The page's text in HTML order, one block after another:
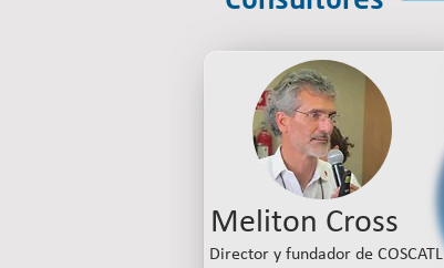
Meliton Cross
Director y fundador de COSCATL